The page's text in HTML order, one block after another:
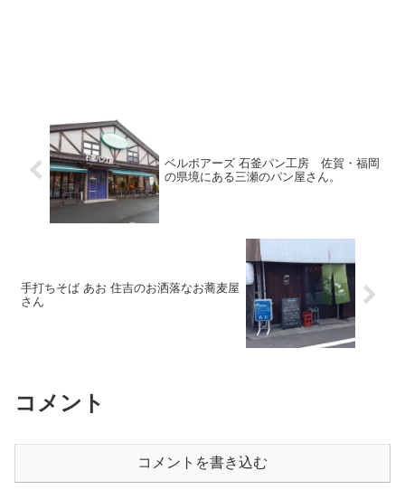
ベルボアーズ 石釜パン工房 佐賀・福岡
の県境にある三瀬のパン屋さん。
手打ちそば あお 住吉のお洒落なお蕎麦屋
さん
コメント
コメントを書き込む